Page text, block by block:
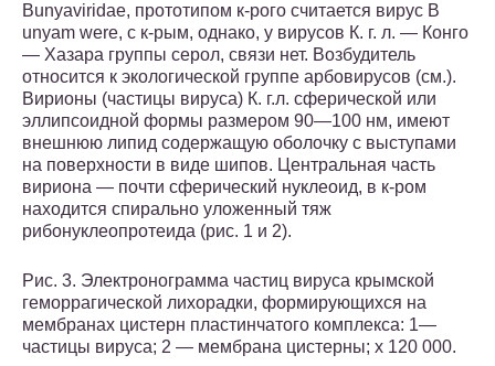
Bunyaviridae, прототипом к-рого считается вирус В
unyam were, с к-рым, однако, у вирусов К. г. л. — Конго
— Хазара группы серол, связи нет. Возбудитель
относится к экологической группе арбовирусов (см.).
Вирионы (частицы вируса) К. г.л. сферической или
эллипсоидной формы размером 90—100 нм, имеют
внешнюю липид содержащую оболочку с выступами
на поверхности в виде шипов. Центральная часть
вириона — почти сферический нуклеоид, в к-ром
находится спирально уложенный тяж
рибонуклеопротеида (рис. 1 и 2).
Рис. 3. Электронограмма частиц вируса крымской
геморрагической лихорадки, формирующихся на
мембранах цистерн пластинчатого комплекса: 1—
частицы вируса; 2 — мембрана цистерны; х 120 000.